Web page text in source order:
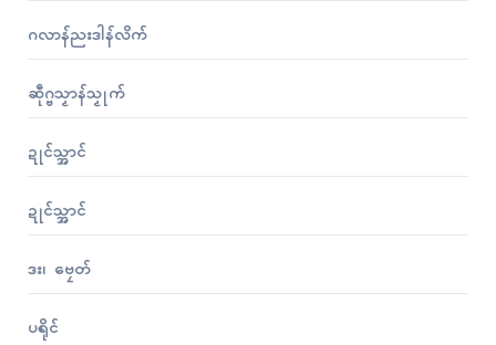
ဂလာန်ညးဒါန်လိက်
ဆဵုဂ္ဗသၟာန်သၟုက်
ဍုၚ်သ္အာၚ်
ဍုၚ်သ္အာၚ်
ဒး၊ ဗၠေတ်
ပရိုၚ်